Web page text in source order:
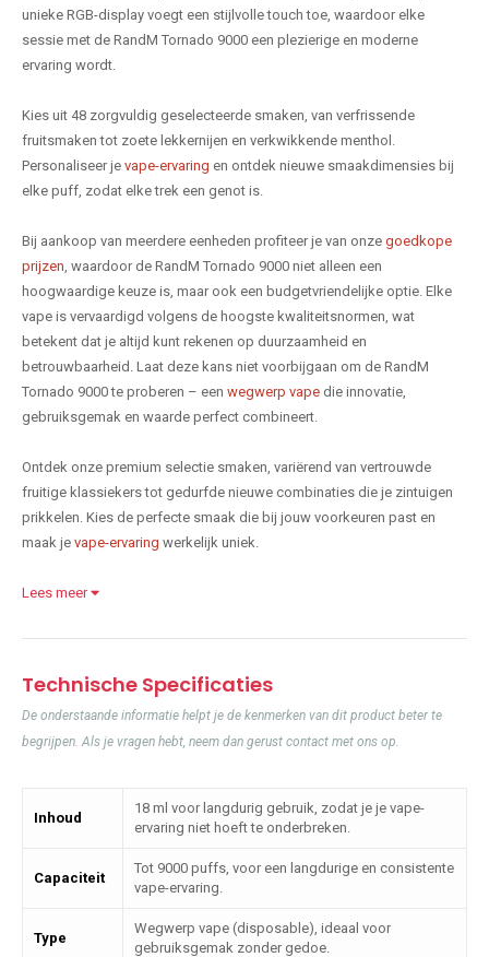
unieke RGB-display voegt een stijlvolle touch toe, waardoor elke
sessie met de RandM Tornado 9000 een plezierige en moderne
ervaring wordt.
Kies uit 48 zorgvuldig geselecteerde smaken, van verfrissende
fruitsmaken tot zoete lekkernijen en verkwikkende menthol.
Personaliseer je vape-ervaring en ontdek nieuwe smaakdimensies bij
elke puff, zodat elke trek een genot is.
Bij aankoop van meerdere eenheden profiteer je van onze goedkope
prijzen , waardoor de RandM Tornado 9000 niet alleen een
hoogwaardige keuze is, maar ook een budgetvriendelijke optie. Elke
vape is vervaardigd volgens de hoogste kwaliteitsnormen, wat
betekent dat je altijd kunt rekenen op duurzaamheid en
betrouwbaarheid. Laat deze kans niet voorbijgaan om de RandM
Tornado 9000 te proberen – een wegwerp vape die innovatie,
gebruiksgemak en waarde perfect combineert.
Ontdek onze premium selectie smaken, variërend van vertrouwde
fruitige klassiekers tot gedurfde nieuwe combinaties die je zintuigen
prikkelen. Kies de perfecte smaak die bij jouw voorkeuren past en
maak je vape-ervaring werkelijk uniek.
Lees meer
Technische Specificaties
De onderstaande informatie helpt je de kenmerken van dit product beter te
begrijpen. Als je vragen hebt, neem dan gerust contact met ons op.
Inhoud
18 ml voor langdurig gebruik, zodat je je vape-
ervaring niet hoeft te onderbreken.
Capaciteit
Tot 9000 puffs, voor een langdurige en consistente
vape-ervaring.
Type
Wegwerp vape (disposable), ideaal voor
gebruiksgemak zonder gedoe.